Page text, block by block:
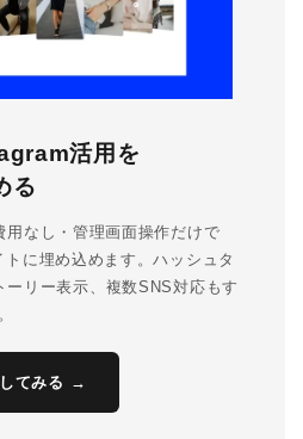
活用を
る
なし・管理画面操作だけで
に埋め込めます。ハッシュタ
ーリー表示、複数SNS対応もす
てみる →